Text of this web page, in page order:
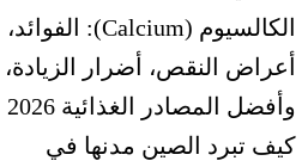
الكالسيوم (Calcium): الفوائد،
أعراض النقص، أضرار الزيادة،
وأفضل المصادر الغذائية 2026
كيف تبرد الصين مدنها في